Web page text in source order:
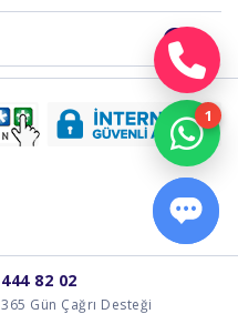
444 82 02
365 Gün Çağrı Desteği